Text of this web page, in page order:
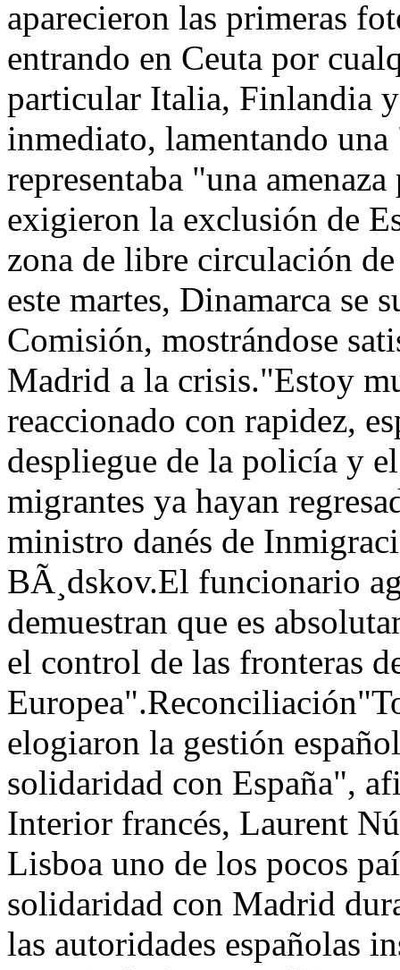
aparecieron las primeras
entrando en Ceuta por
particular Italia, Finlandia
inmediato, lamentando
representaba "una
exigieron la exclusión de
zona de libre circulación
este martes, Dinamarca se
Comisión, mostrándose
Madrid a la crisis."Estoy
reaccionado con rapidez,
despliegue de la policía y
migrantes ya hayan
ministro danés de
BÃ¸dskov.El funcionario
demuestran que es
el control de las fronteras
elogiaron la gestión
solidaridad con España",
Interior francés, Laurent
Lisboa uno de los pocos
solidaridad con Madrid
las autoridades españolas